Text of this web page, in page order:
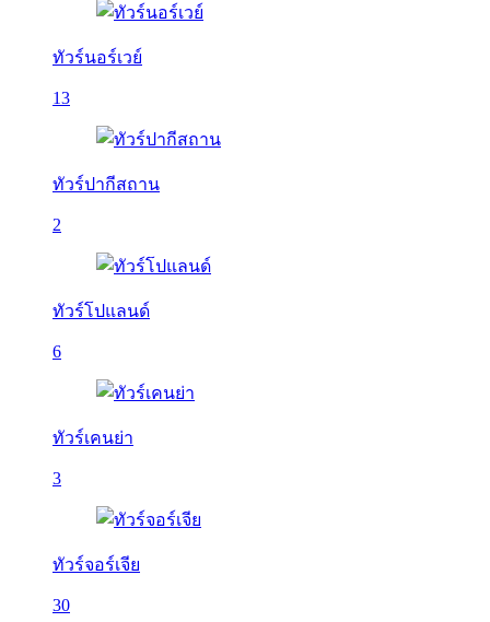
ทัวร์นอร์เวย์
13
ทัวร์ปากีสถาน
2
ทัวร์โปแลนด์
6
ทัวร์เคนย่า
3
ทัวร์จอร์เจีย
30